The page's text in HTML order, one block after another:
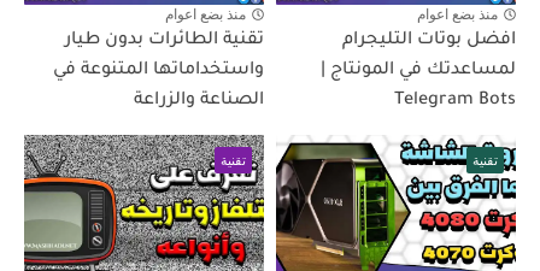
منذ بضع اعوام
افضل بوتات التليجرام
لمساعدتك في المونتاج |
Telegram Bots
منذ بضع اعوام
تقنية الطائرات بدون طيار
واستخداماتها المتنوعة في
الصناعة والزراعة
تقنية تقنية